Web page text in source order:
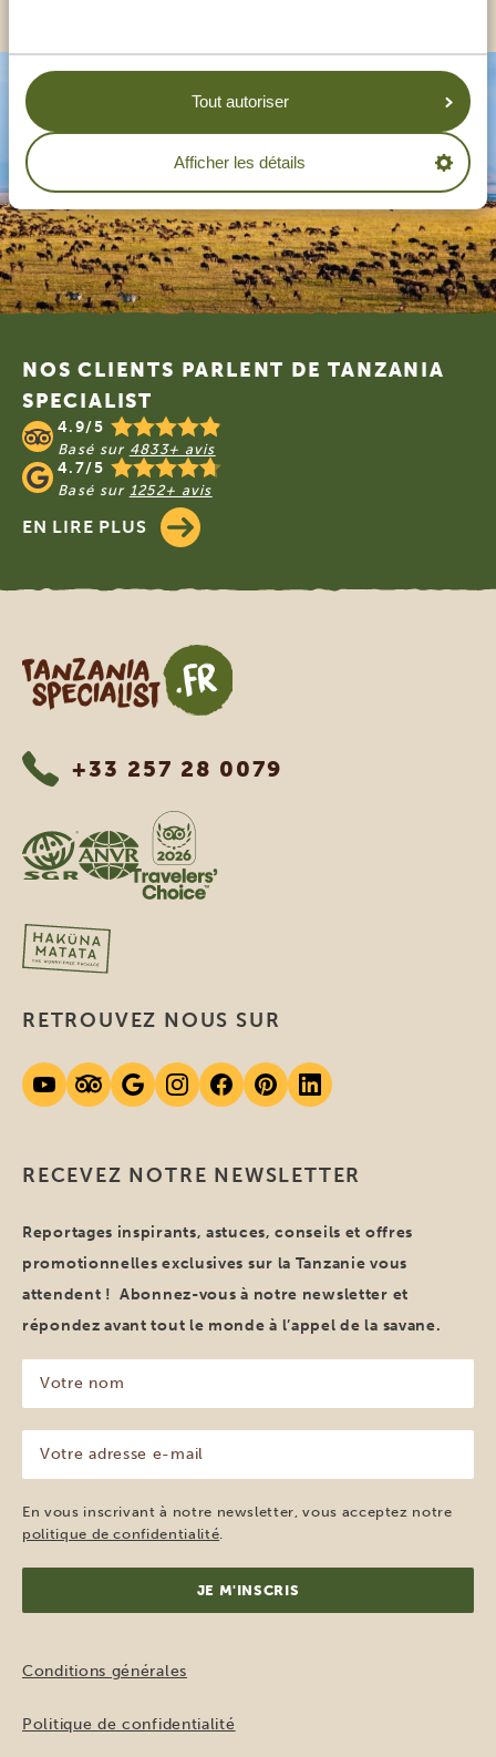
Tout autoriser
Afficher les détails
Footer
NOS CLIENTS PARLENT DE TANZANIA
SPECIALIST
4.9/5
Basé sur 4833+ avis
4.7/5
Basé sur 1252+ avis
EN LIRE PLUS
Tanzania Specialist
+33 257 28 0079
RECEVEZ NOTRE NEWSLETTER
Reportages inspirants, astuces, conseils et offres
promotionnelles exclusives sur la Tanzanie vous
attendent ! Abonnez-vous à notre newsletter et
répondez avant tout le monde à l’appel de la savane.
nom
(Nécessaire)
adresse
e-
mail
(Nécessaire)
En vous inscrivant à notre newsletter, vous acceptez notre
politique de confidentialité
RETROUVEZ NOUS SUR
Conditions générales
Politique de confidentialité